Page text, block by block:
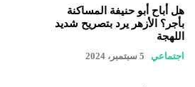
هل أباح أبو حنيفة المساكنة
بأجر؟ الأزهر يرد بتصريح شديد
اللهجة
اجتماعي 5 سبتمبر، 2024